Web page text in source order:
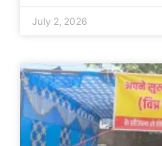
July 2, 2026